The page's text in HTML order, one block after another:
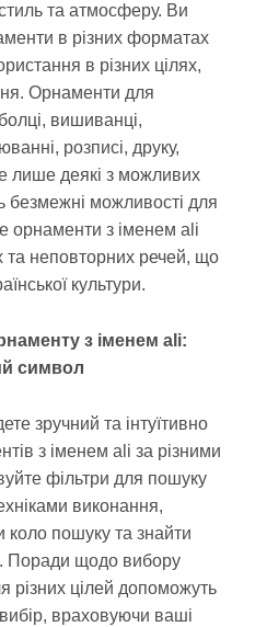
та атмосферу. Ви
в різних форматах
в різних цілях,
Орнаменти для
вишиванці,
розписі, друку,
лише деякі з можливих
безмежні можливості для
орнаменти з іменем ali
та неповторних речей, що
культури.
з іменем ali:
символ
зручний та інтуїтивно
з іменем ali за різними
фільтри для пошуку
виконання,
коло пошуку та знайти
Поради щодо вибору
різних цілей допоможуть
враховуючи ваші